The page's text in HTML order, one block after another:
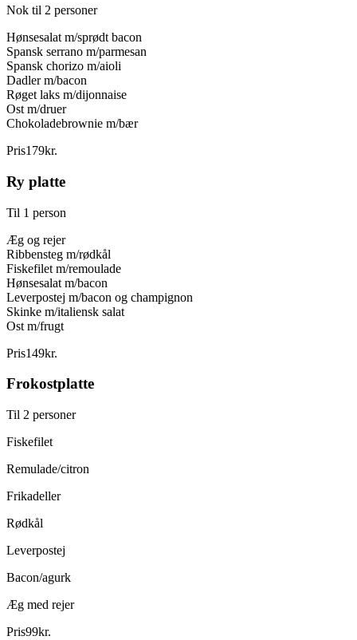
Nok til 2 personer
Hønsesalat m/sprødt bacon
Spansk serrano m/parmesan
Spansk chorizo m/aioli
Dadler m/bacon
Røget laks m/dijonnaise
Ost m/druer
Chokoladebrownie m/bær
Pris179kr.
Ry platte
Til 1 person
Æg og rejer
Ribbensteg m/rødkål
Fiskefilet m/remoulade
Hønsesalat m/bacon
Leverpostej m/bacon og champignon
Skinke m/italiensk salat
Ost m/frugt
Pris149kr.
Frokostplatte
Til 2 personer
Fiskefilet
Remulade/citron
Frikadeller
Rødkål
Leverpostej
Bacon/agurk
Æg med rejer
Pris99kr.